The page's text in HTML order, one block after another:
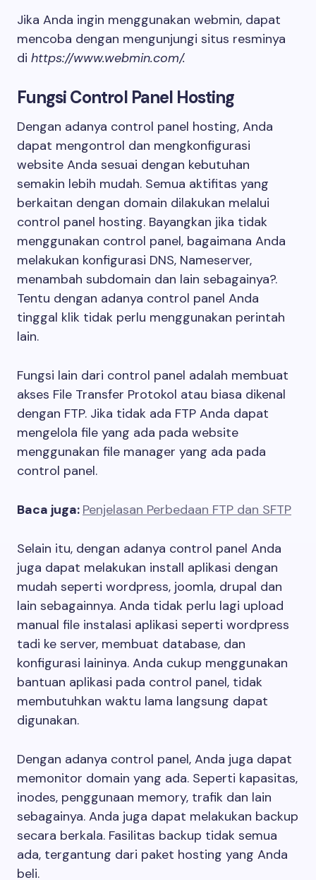
Jika Anda ingin menggunakan webmin, dapat
mencoba dengan mengunjungi situs resminya
di https://www.webmin.com/.
Fungsi Control Panel Hosting
Dengan adanya control panel hosting, Anda
dapat mengontrol dan mengkonfigurasi
website Anda sesuai dengan kebutuhan
semakin lebih mudah. Semua aktifitas yang
berkaitan dengan domain dilakukan melalui
control panel hosting. Bayangkan jika tidak
menggunakan control panel, bagaimana Anda
melakukan konfigurasi DNS, Nameserver,
menambah subdomain dan lain sebagainya?.
Tentu dengan adanya control panel Anda
tinggal klik tidak perlu menggunakan perintah
lain.
Fungsi lain dari control panel adalah membuat
akses File Transfer Protokol atau biasa dikenal
dengan FTP. Jika tidak ada FTP Anda dapat
mengelola file yang ada pada website
menggunakan file manager yang ada pada
control panel.
Baca juga: Penjelasan Perbedaan FTP dan SFTP
Selain itu, dengan adanya control panel Anda
juga dapat melakukan install aplikasi dengan
mudah seperti wordpress, joomla, drupal dan
lain sebagainnya. Anda tidak perlu lagi upload
manual file instalasi aplikasi seperti wordpress
tadi ke server, membuat database, dan
konfigurasi laininya. Anda cukup menggunakan
bantuan aplikasi pada control panel, tidak
membutuhkan waktu lama langsung dapat
digunakan.
Dengan adanya control panel, Anda juga dapat
memonitor domain yang ada. Seperti kapasitas,
inodes, penggunaan memory, trafik dan lain
sebagainya. Anda juga dapat melakukan backup
secara berkala. Fasilitas backup tidak semua
ada, tergantung dari paket hosting yang Anda
beli.